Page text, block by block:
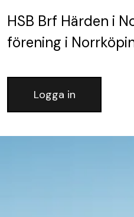
HSB Brf Härden i
förening i
Logga in